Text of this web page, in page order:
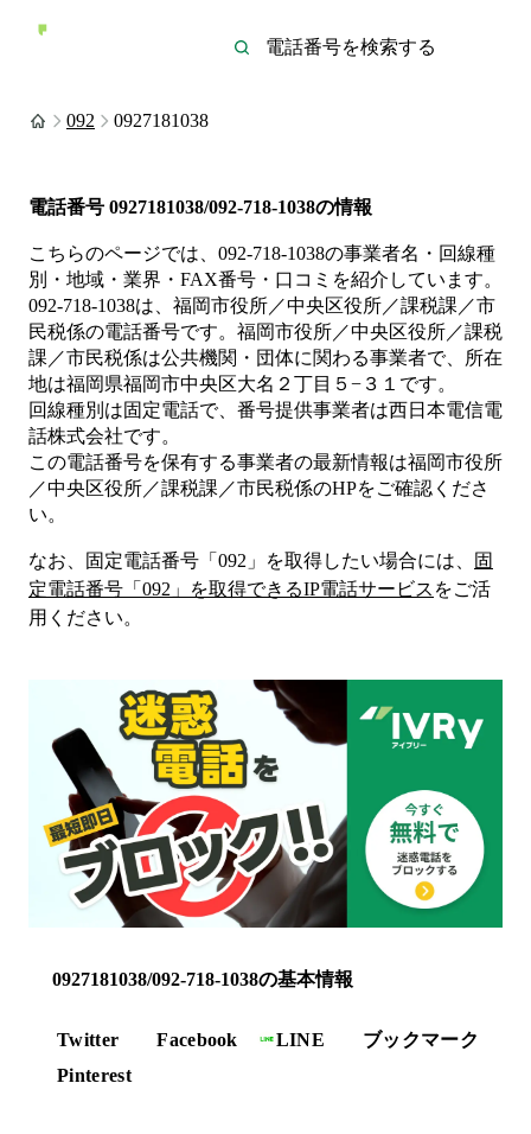
092 0927181038
電話番号 0927181038/092-718-1038の情報
こちらのページでは、 092-718-1038の事業者名・回線種
別・地域・業界・FAX番号・口コミを紹介しています。
092-718-1038は、 福岡市役所／中央区役所／課税課／市
民税係の電話番号です。 福岡市役所／中央区役所／課税
課／市民税係は公共機関・団体に関わる事業者で、所在
地は福岡県福岡市中央区大名２丁目５−３１ です。
回線種別は固定電話で、番号提供事業者は西日本電信電
話株式会社です。
この電話番号を保有する事業者の最新情報は福岡市役所
／中央区役所／課税課／市民税係のHPをご確認くださ
い。
なお、固定電話番号「 092 」を取得したい場合には、
固
定電話番号「 092 」を取得できるIP電話サービス をご活
用ください。
0927181038/092-718-1038の基本情報
Twitter Facebook LINE
ブックマーク
Pinterest